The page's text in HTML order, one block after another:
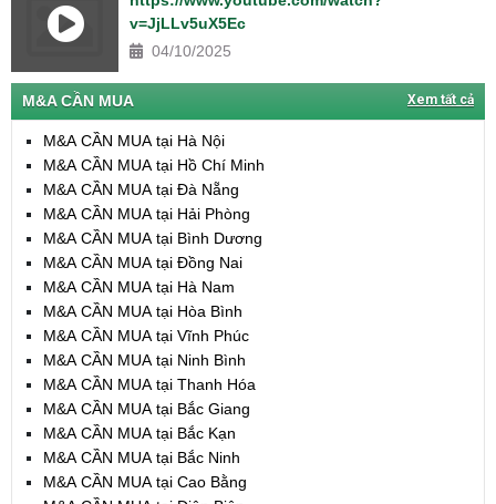
v=JjLLv5uX5Ec
04/10/2025
M&A CẦN MUA Xem tất cả
M&A CẦN MUA tại Hà Nội
M&A CẦN MUA tại Hồ Chí Minh
M&A CẦN MUA tại Đà Nẵng
M&A CẦN MUA tại Hải Phòng
M&A CẦN MUA tại Bình Dương
M&A CẦN MUA tại Đồng Nai
M&A CẦN MUA tại Hà Nam
M&A CẦN MUA tại Hòa Bình
M&A CẦN MUA tại Vĩnh Phúc
M&A CẦN MUA tại Ninh Bình
M&A CẦN MUA tại Thanh Hóa
M&A CẦN MUA tại Bắc Giang
M&A CẦN MUA tại Bắc Kạn
M&A CẦN MUA tại Bắc Ninh
M&A CẦN MUA tại Cao Bằng